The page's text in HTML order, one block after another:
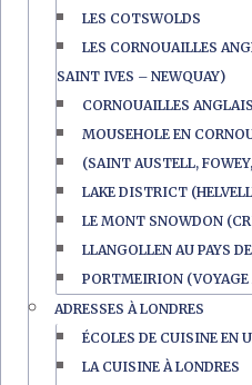
LES COTSWOLDS
LES CORNOUAILLES
SAINT IVES – NEWQUAY)
CORNOUAILLES
MOUSEHOLE EN
(SAINT AUSTELL,
LAKE DISTRICT
LE MONT SNOWDON
LLANGOLLEN AU PAYS
PORTMEIRION (VOYAGE
ADRESSES À LONDRES
ÉCOLES DE CUISINE EN
LA CUISINE À LONDRES